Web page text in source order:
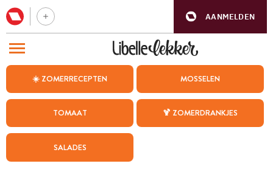
AANMELDEN
☀️ ZOMERRECEPTEN MOSSELEN
TOMAAT 🍹 ZOMERDRANKJES
SALADES
BEZOEK ONZE ANDERE WEBSITES
WEEKMENU
CHAT MET MAIA